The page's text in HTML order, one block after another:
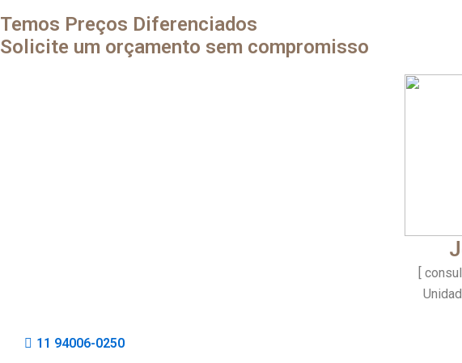
Temos Preços Diferenciados
Solicite um orçamento sem compromisso
[
11 94006-0250